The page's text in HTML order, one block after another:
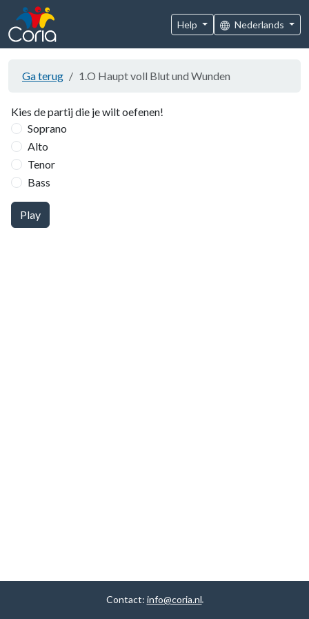
Help Nederlands
Ga terug 1.O Haupt voll Blut und Wunden
Kies de partij die je wilt oefenen!
Soprano
Alto
Tenor
Bass
Play
Contact: info@coria.nl.